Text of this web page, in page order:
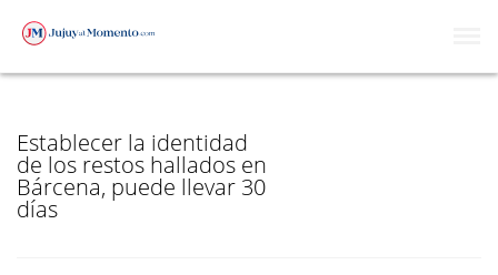
IDENTIDAD
Establecer la identidad
de los restos hallados en
Bárcena, puede llevar 30
días